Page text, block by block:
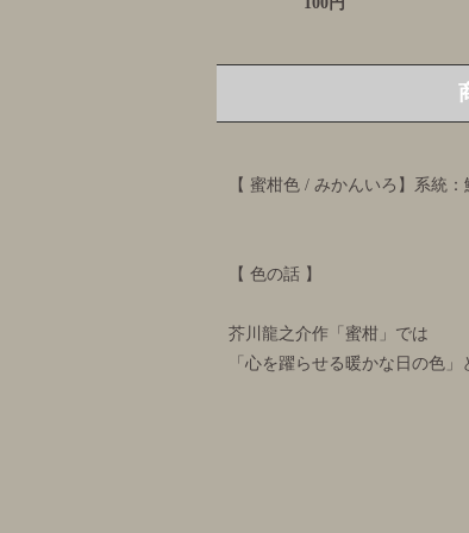
【 蜜柑色 / みかんいろ】系統
【 色の話 】
芥川龍之介作「蜜柑」では
「心を躍らせる暖かな日の色」